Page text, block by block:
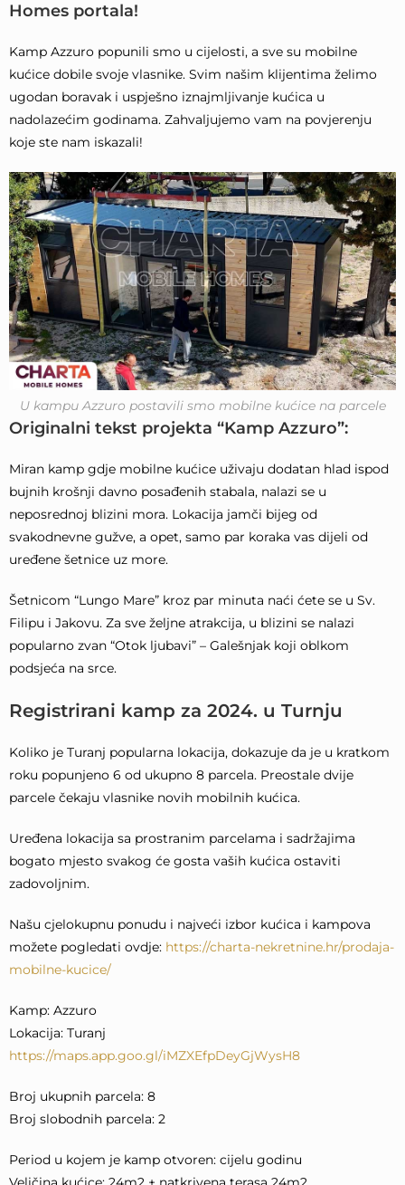
Homes portala!
Kamp Azzuro popunili smo u cijelosti, a sve su mobilne
kućice dobile svoje vlasnike. Svim našim klijentima želimo
ugodan boravak i uspješno iznajmljivanje kućica u
nadolazećim godinama. Zahvaljujemo vam na povjerenju
koje ste nam iskazali!
U kampu Azzuro postavili smo mobilne kućice na parcele
Originalni tekst projekta “Kamp Azzuro”:
Miran kamp gdje mobilne kućice uživaju dodatan hlad ispod
bujnih krošnji davno posađenih stabala, nalazi se u
neposrednoj blizini mora. Lokacija jamči bijeg od
svakodnevne gužve, a opet, samo par koraka vas dijeli od
uređene šetnice uz more.
Šetnicom “Lungo Mare” kroz par minuta naći ćete se u Sv.
Filipu i Jakovu. Za sve željne atrakcija, u blizini se nalazi
popularno zvan “Otok ljubavi” – Galešnjak koji oblkom
podsjeća na srce.
Registrirani kamp za 2024. u Turnju
Koliko je Turanj popularna lokacija, dokazuje da je u kratkom
roku popunjeno 6 od ukupno 8 parcela. Preostale dvije
parcele čekaju vlasnike novih mobilnih kućica.
Uređena lokacija sa prostranim parcelama i sadržajima
bogato mjesto svakog će gosta vaših kućica ostaviti
zadovoljnim.
Našu cjelokupnu ponudu i najveći izbor kućica i kampova
možete pogledati ovdje: https://charta-nekretnine.hr/prodaja-
mobilne-kucice/
Kamp: Azzuro
Lokacija: Turanj
https://maps.app.goo.gl/iMZXEfpDeyGjWysH8
Broj ukupnih parcela: 8
Broj slobodnih parcela: 2
Period u kojem je kamp otvoren: cijelu godinu